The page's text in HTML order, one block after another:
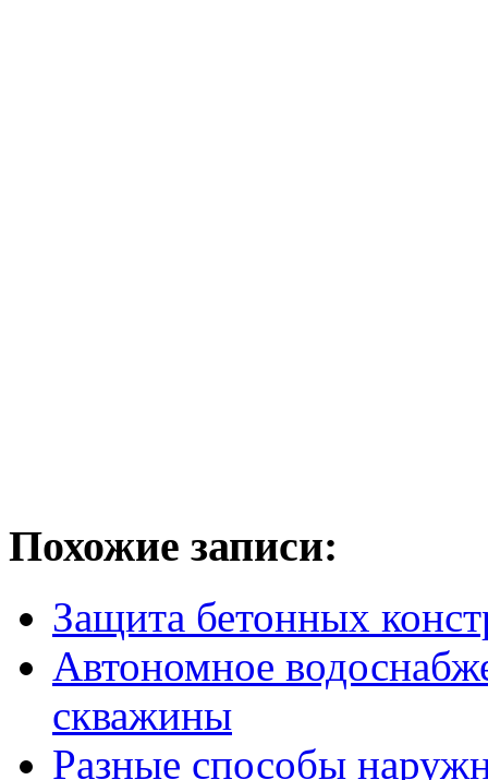
Похожие записи:
Защита бетонных
Автономное
скважины
Разные способы